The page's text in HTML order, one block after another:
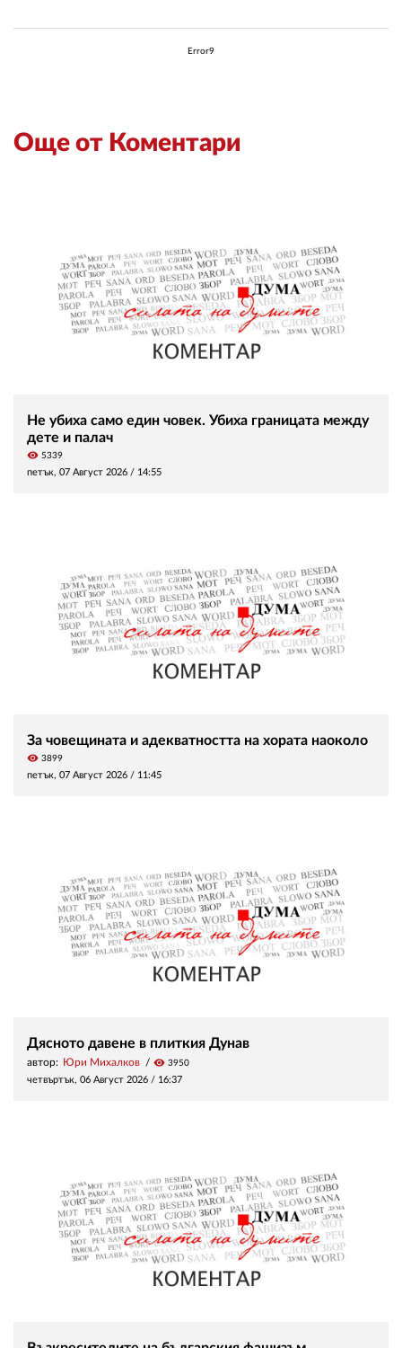
Error9
Още от Коментари
Не убиха само един човек. Убиха границата между
дете и палач
visibility 5339
петък, 07 Август 2026 / 14:55
За човещината и адекватността на хората наоколо
visibility 3899
петък, 07 Август 2026 / 11:45
Дясното давене в плиткия Дунав
автор: Юри Михалков visibility 3950
четвъртък, 06 Август 2026 / 16:37